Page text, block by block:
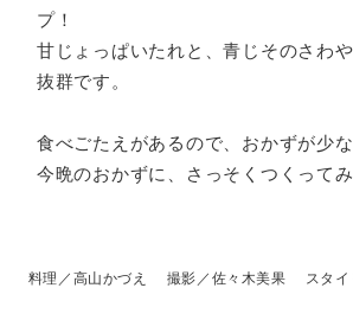
プ！
甘じょっぱいたれと、青じそのさわ
抜群です。
食べごたえがあるので、おかずが少
今晩のおかずに、さっそくつくってみ
料理／高山かづえ 撮影／佐々木美果 スタイ